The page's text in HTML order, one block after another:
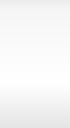
sitemizden